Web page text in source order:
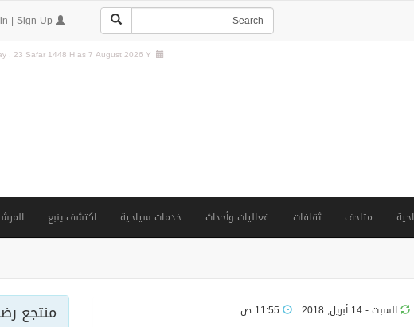
, 23 Safar 1448 H as7 August 2026 Y |
متاحف ثقافات فعاليات وأحداث خدمات سياحية اكتشف ينبع
منتجع السبت - 14 أبريل, 2018